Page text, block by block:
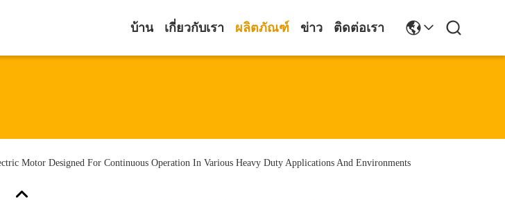
บ้าน เกี่ยวกับเรา ผลิตภัณฑ์ ข่าว ติดต่อเรา
Motor Designed For Continuous Operation In Various Heavy Duty Applications And Environments